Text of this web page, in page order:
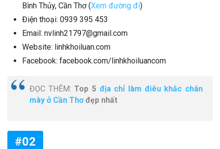
Bình Thủy, Cần Thơ (Xem đường đi)
Điện thoại: 0939 395 453
Email: nvlinh21797@gmail.com
Website: linhkhoiluan.com
Facebook: facebook.com/linhkhoiluancom
ĐỌC THÊM:Top 5 địa chỉ làm điêu khắc chân
mày ở Cần Thơđẹp nhất
#02